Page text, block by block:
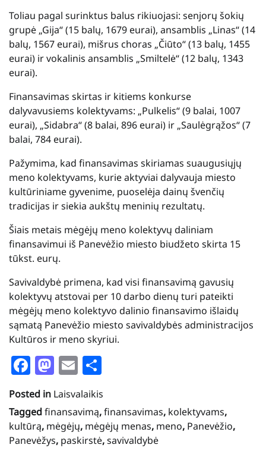
Toliau pagal surinktus balus rikiuojasi: senjorų šokių
grupė „Gija“ (15 balų, 1679 eurai), ansamblis „Linas“ (14
balų, 1567 eurai), mišrus choras „Čiūto“ (13 balų, 1455
eurai) ir vokalinis ansamblis „Smiltelė“ (12 balų, 1343
eurai).
Finansavimas skirtas ir kitiems konkurse
dalyvavusiems kolektyvams: „Pulkelis“ (9 balai, 1007
eurai), „Sidabra“ (8 balai, 896 eurai) ir „Saulėgrąžos“ (7
balai, 784 eurai).
Pažymima, kad finansavimas skiriamas suaugusiųjų
meno kolektyvams, kurie aktyviai dalyvauja miesto
kultūriniame gyvenime, puoselėja dainų švenčių
tradicijas ir siekia aukštų meninių rezultatų.
Šiais metais mėgėjų meno kolektyvų daliniam
finansavimui iš Panevėžio miesto biudžeto skirta 15
tūkst. eurų.
Savivaldybė primena, kad visi finansavimą gavusių
kolektyvų atstovai per 10 darbo dienų turi pateikti
mėgėjų meno kolektyvo dalinio finansavimo išlaidų
sąmatą Panevėžio miesto savivaldybės administracijos
Kultūros ir meno skyriui.
Facebook
Mastodon
Email
Posted in Laisvalaikis
Taggedfinansavimą,finansavimas, kolektyvams,
kultūrą, mėgėjų, mėgėjų menas, meno, Panevėžio,
Panevėžys, paskirstė,savivaldybė